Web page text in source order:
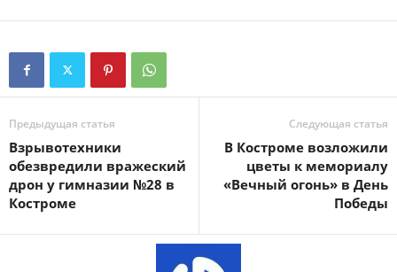
Предыдущая статья
Взрывотехники
обезвредили вражеский
дрон у гимназии №28 в
Костроме
Следующая статья
В Костроме возложили
цветы к мемориалу
«Вечный огонь» в День
Победы